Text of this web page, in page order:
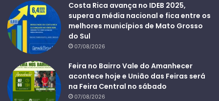
Costa Rica avança no IDEB 2025,
supera a média nacional e fica entre os
melhores municípios de Mato Grosso
do Sul
07/08/2026
Feira no Bairro Vale do Amanhecer
acontece hoje e União das Feiras será
na Feira Central no sábado
07/08/2026